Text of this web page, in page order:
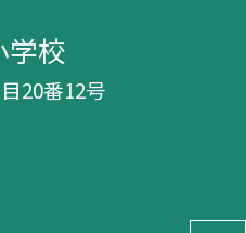
学校
20番12号